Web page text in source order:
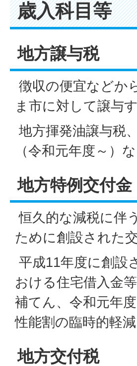
歳入科目等
地方譲与税
徴収の便宜などか
ま市に対して譲与す
地方揮発油譲与税
（令和元年度～）
地方特例交付金
恒久的な減税に伴
ために創設された交
平成11年度に創設
おける住宅借入金
補てん、令和元年
性能割の臨時的軽
地方交付税